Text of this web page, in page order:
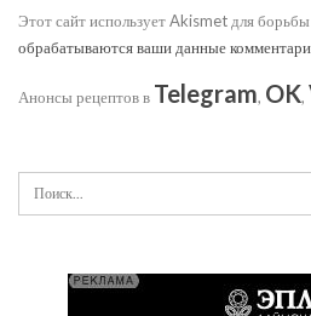
Этот сайт использует Akismet для
обрабатываются ваши данные
Анонсы рецептов в Telegram, OK,